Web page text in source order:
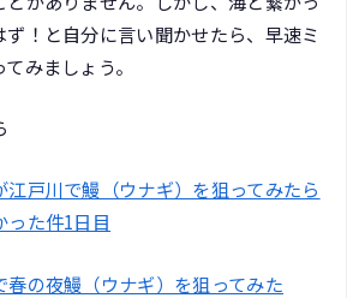
！と自分に言い聞かせたら、早速ミ
みましょう。
江戸川で鰻（ウナギ）を狙ってみたら
った件1日目
春の夜鰻（ウナギ）を狙ってみた